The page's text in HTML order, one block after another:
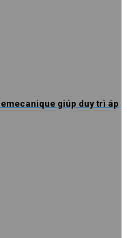
giúp duy trì áp